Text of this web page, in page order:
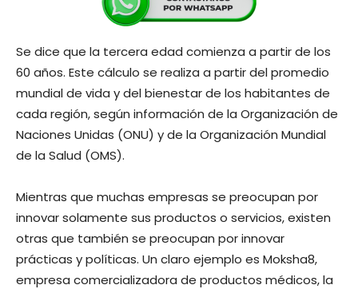
Se dice que la tercera edad comienza a partir de los
60 años. Este cálculo se realiza a partir del promedio
mundial de vida y del bienestar de los habitantes de
cada región, según información de la Organización de
Naciones Unidas (ONU) y de la Organización Mundial
de la Salud (OMS).
Mientras que muchas empresas se preocupan por
innovar solamente sus productos o servicios, existen
otras que también se preocupan por innovar
prácticas y políticas. Un claro ejemplo es Moksha8,
empresa comercializadora de productos médicos, la